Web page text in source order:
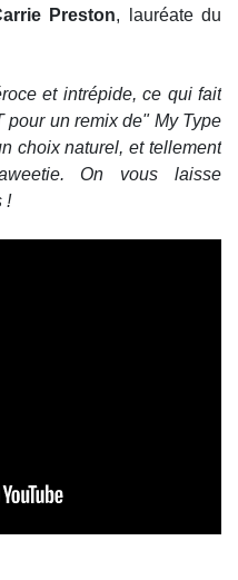
Preston, lauréate du
et intrépide, ce qui fait
pour un remix de" My Type
choix naturel, et tellement
On vous laisse
!